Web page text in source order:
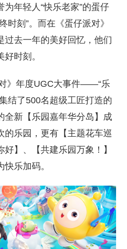
为年轻人“快乐老家”的蛋仔
时刻”。而在《蛋仔派对》
过去一年的美好回忆，他们
时刻。
》年度UGC大事件——“乐
结了500名超级工匠打造的
全新【乐园嘉年华分岛】成
的乐园，更有【主题花车巡
】、【共建乐园万象！】
乐加码。